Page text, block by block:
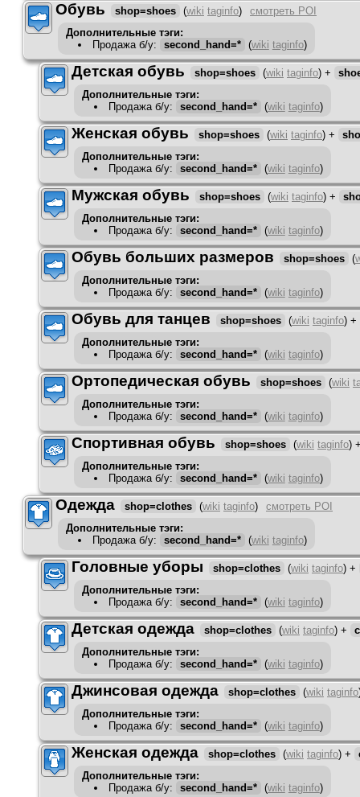
Обувь shop=shoes (wiki taginfo)
смотреть POI
Дополнительные тэги:
Продажа б/у: second_hand=* (wiki taginfo)
Детская обувь shop=shoes (wiki taginfo) +
Дополнительные тэги:
Продажа б/у: second_hand=* (wiki taginfo)
Женская обувь shop=shoes (wiki taginfo) +
Дополнительные тэги:
Продажа б/у: second_hand=* (wiki taginfo)
Мужская обувь shop=shoes (wiki taginfo) +
Дополнительные тэги:
Продажа б/у: second_hand=* (wiki taginfo)
Обувь больших размеров shop=shoes (
Дополнительные тэги:
Продажа б/у: second_hand=* (wiki taginfo)
Обувь для танцев shop=shoes (wiki taginfo) +
Дополнительные тэги:
Продажа б/у: second_hand=* (wiki taginfo)
Ортопедическая обувь shop=shoes (wiki
Дополнительные тэги:
Продажа б/у: second_hand=* (wiki taginfo)
Спортивная обувь shop=shoes (wiki taginfo)
Дополнительные тэги:
Продажа б/у: second_hand=* (wiki taginfo)
Одежда shop=clothes (wiki taginfo)
смотреть POI
Дополнительные тэги:
Продажа б/у: second_hand=* (wiki taginfo)
Головные уборы shop=clothes (wiki taginfo) +
Дополнительные тэги:
Продажа б/у: second_hand=* (wiki taginfo)
Детская одежда shop=clothes (wiki taginfo) +
Дополнительные тэги:
Продажа б/у: second_hand=* (wiki taginfo)
Джинсовая одежда shop=clothes (wiki taginfo
Дополнительные тэги:
Продажа б/у: second_hand=* (wiki taginfo)
Женская одежда shop=clothes (wiki taginfo) +
Дополнительные тэги:
Продажа б/у: second_hand=* (wiki taginfo)